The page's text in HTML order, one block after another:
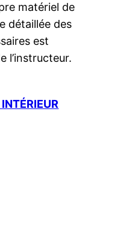
matériel de
détaillée des
est
l’instructeur.